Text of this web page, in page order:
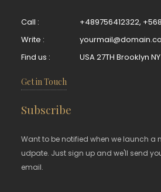
Call : +489756412322,
Write :
Find us :
USA 27TH Brooklyn NY
Get in Touch
Subscribe
Want to be notified when we launch a
udpate. Just sign up and we'll send
email.